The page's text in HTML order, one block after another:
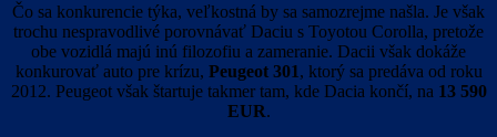
Čo sa konkurencie týka, veľkostná by sa samozrejme našla. Je však
trochu nespravodlivé porovnávať Daciu s Toyotou Corolla, pretože
obe vozidlá majú inú filozofiu a zameranie. Dacii však dokáže
konkurovať auto pre krízu, Peugeot 301, ktorý sa predáva od roku
2012. Peugeot však štartuje takmer tam, kde Dacia končí, na 13 590
EUR.